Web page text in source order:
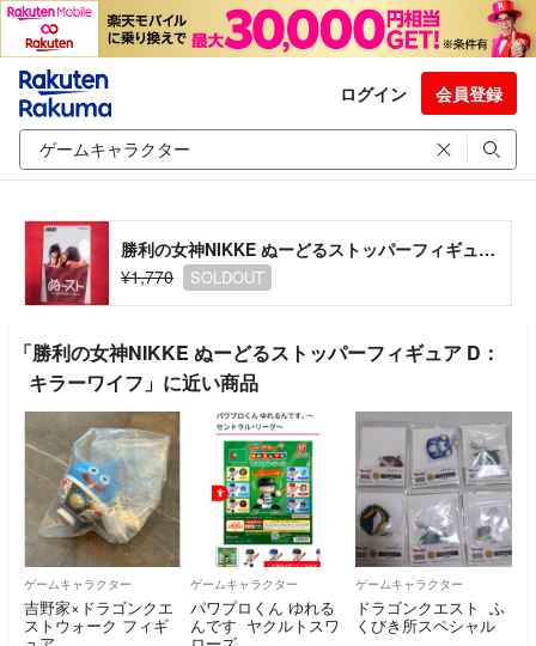
ログイン 会員登録
勝利の女神NIKKE ぬーどるストッパーフィギュア D：キラーワイフ
¥1,770
SOLDOUT
「勝利の女神NIKKE ぬーどるストッパーフィギュア D：
キラーワイフ」に近い商品
ゲームキャラクター
吉野家×ドラゴンクエ
ストウォーク フィギ
ゲームキャラクター
パワプロくん ゆれる
んです ヤクルトスワ
ゲームキャラクター
ドラゴンクエスト ふ
くびき所スペシャル